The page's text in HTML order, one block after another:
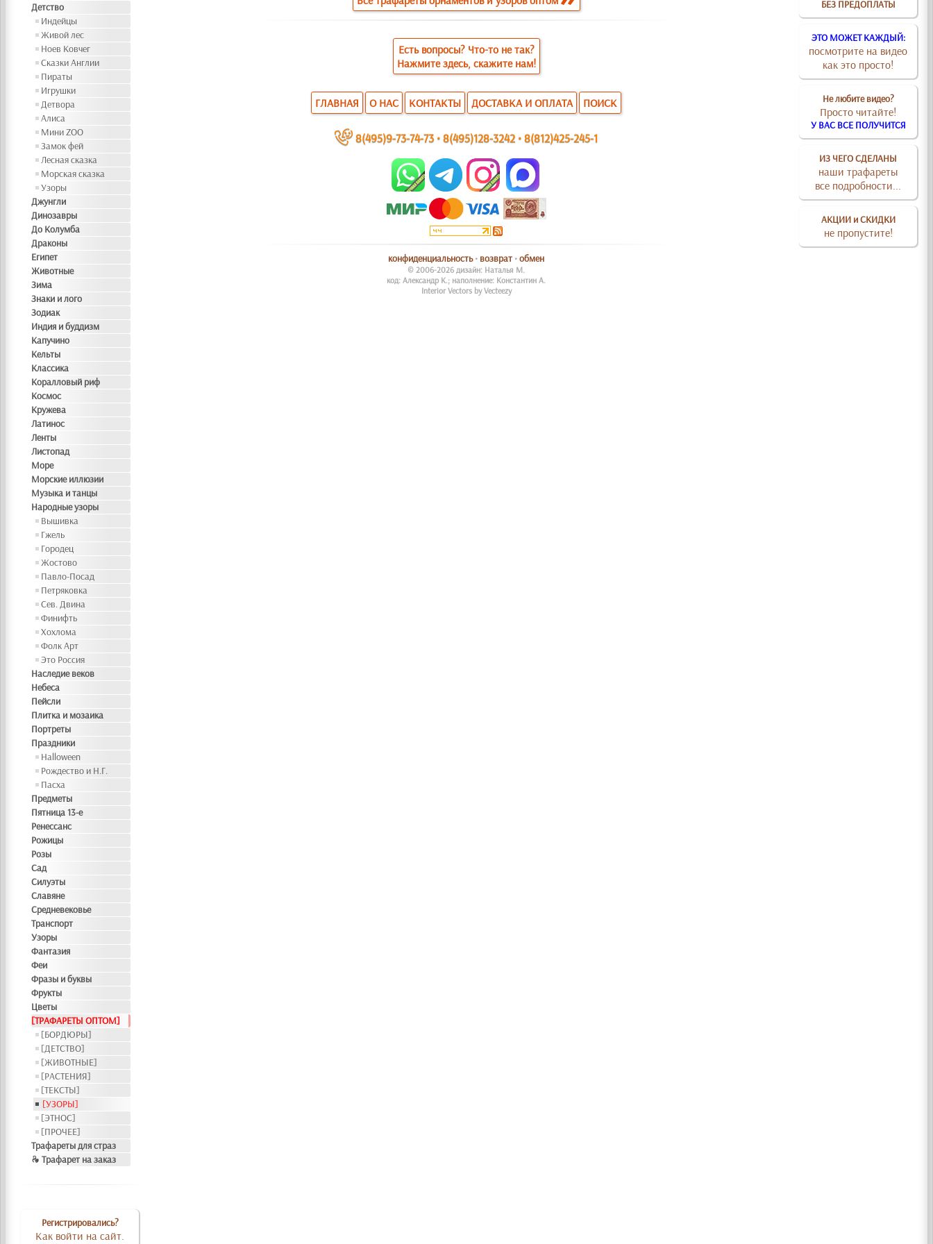
Детство
Индейцы
Живой лес
Ноев Ковчег
Сказки Англии
Пираты
Игрушки
Детвора
Алиса
Мини ZOO
Замок фей
Лесная сказка
Морская сказка
Узоры
Джунгли
Динозавры
До Колумба
Драконы
Египет
Животные
Зима
Знаки и лого
Зодиак
Индия и буддизм
Капучино
Кельты
Классика
Коралловый риф
Космос
Кружева
Латинос
Ленты
Листопад
Море
Морские иллюзии
Музыка и танцы
Народные узоры
Вышивка
Гжель
Городец
Жостово
Павло-Посад
Петряковка
Сев. Двина
Финифть
Хохлома
Фолк Арт
Это Россия
Наследие веков
Небеса
Пейсли
Плитка и мозаика
Портреты
Праздники
Halloween
Рождество и Н.Г.
Пасха
Предметы
Пятница 13-е
Ренессанс
Рожицы
Розы
Сад
Силуэты
Славяне
Средневековье
Транспорт
Узоры
Фантазия
Феи
Фразы и буквы
Фрукты
Цветы
[ТРАФАРЕТЫ ОПТОМ]
[БОРДЮРЫ]
[ДЕТСТВО]
[ЖИВОТНЫЕ]
[РАСТЕНИЯ]
[ТЕКСТЫ]
[УЗОРЫ]
[ЭТНОС]
[ПРОЧЕЕ]
Трафареты для страз
❧ Трафарет на заказ
Регистрировались?
Как войти на сайт.
БЕЗ ПРЕДОПЛАТЫ
ЭТО МОЖЕТ КАЖДЫЙ:
посмотрите на видео
как это просто!
Не любите видео?
Просто читайте!
У ВАС ВСЕ ПОЛУЧИТСЯ
ИЗ ЧЕГО СДЕЛАНЫ
наши трафареты
все подробности...
АКЦИИ и СКИДКИ
не пропустите!
Есть вопросы? Что-то не так?
Нажмите здесь, скажите нам!
ГЛАВНАЯ О НАС КОНТАКТЫ ДОСТАВКА И ОПЛАТА ПОИСК
~ 8(495)9-73-74-73 •8(495)128-3242 •8(812)425-245-1
конфиденциальность• возврат •обмен
© 2006-2026 дизайн: Наталья М.
код: Александр К.; наполнение: Константин А.
Interior Vectors by Vecteezy